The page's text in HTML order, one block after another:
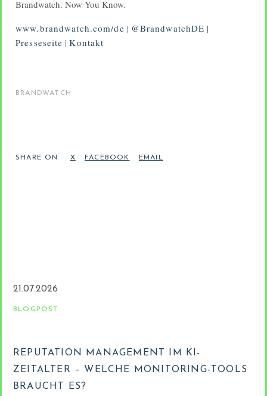
Brandwatch. Now You Know.
www.brandwatch.com/de | @BrandwatchDE |
Presseseite |Kontakt
BRANDWATCH
SHARE ON
21.07.2026
BLOGPOST
REPUTATION MANAGEMENT IM KI-
ZEITALTER – WELCHE MONITORING-TOOLS
BRAUCHT ES?